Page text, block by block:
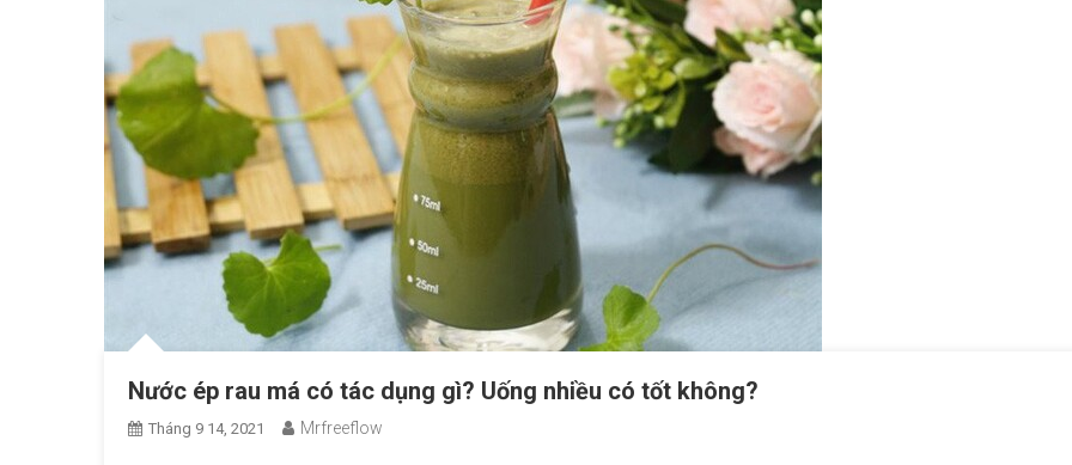
Nước ép rau má có tác dụng gì? Uống nhiều có tốt không?
Tháng 9 14, 2021 Mrfreeflow